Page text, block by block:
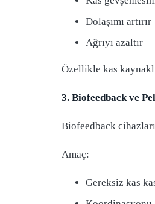
Dolaşımı artırır
Ağrıyı azaltır
Özellikle kas
3. Biofeedback ve
Biofeedback
Amaç:
Gereksiz kas